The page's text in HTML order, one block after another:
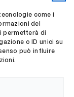
come i
del
permetterà di
o ID unici su
può influire
a My OBLA